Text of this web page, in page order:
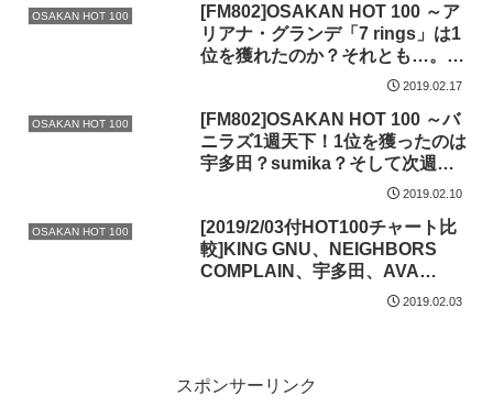
OSAKAN HOT 100
[FM802]OSAKAN HOT 100 ～ア
リアナ・グランデ「7 rings」は1
位を獲れたのか？それとも…。
2019/02/17付チャート振り返り！
2019.02.17
OSAKAN HOT 100
[FM802]OSAKAN HOT 100 ～バ
ニラズ1週天下！1位を獲ったのは
宇多田？sumika？そして次週、
アリアナ・グランデ「7 rings」
振り返り
2019.02.10
OSAKAN HOT 100
[2019/2/03付HOT100チャート比
較]KING GNU、NEIGHBORS
COMPLAIN、宇多田、AVA
MAX、バニラズ。1位が割れた
2019.02.03
スポンサーリンク